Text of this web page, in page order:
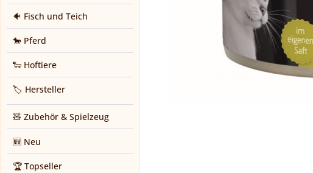
🐠 Fisch und Teich
🐎 Pferd
🐑 Hoftiere
🏷️ Hersteller
🧸 Zubehör & Spielzeug
🆕 Neu
🏆 Topseller